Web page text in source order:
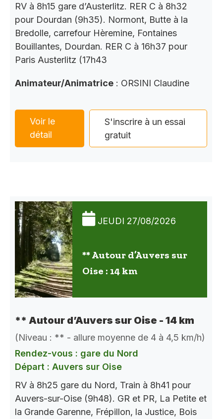
RV à 8h15 gare d’Austerlitz. RER C à 8h32
pour Dourdan (9h35). Normont, Butte à la
Bredolle, carrefour Hèremine, Fontaines
Bouillantes, Dourdan. RER C à 16h37 pour
Paris Austerlitz (17h43
Animateur/Animatrice : ORSINI Claudine
Voir le
détail
S'inscrire à un essai
gratuit
JEUDI 27/08/2026
** Autour d’Auvers sur
Oise : 14 km
** Autour d’Auvers sur Oise - 14 km
(Niveau : ** - allure moyenne de 4 à 4,5 km/h)
Rendez-vous : gare du Nord
Départ : Auvers sur Oise
RV à 8h25 gare du Nord, Train à 8h41 pour
Auvers-sur-Oise (9h48). GR et PR, La Petite et
la Grande Garenne, Frépillon, la Justice, Bois